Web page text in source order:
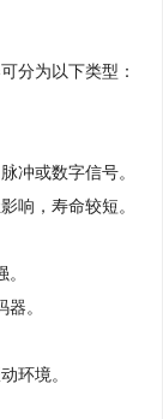
分为以下类型：
冲或数字信号。
响，寿命较短。
。
环境。